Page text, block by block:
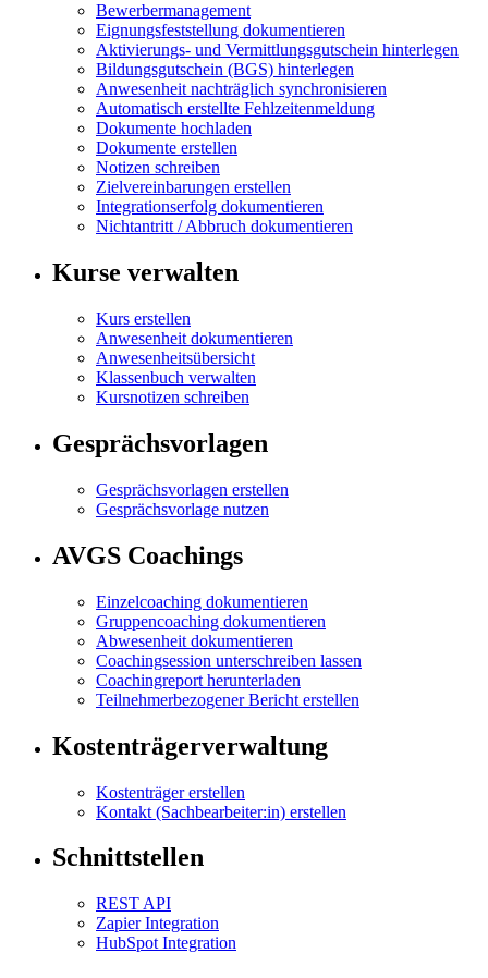
Bewerbermanagement
Eignungsfeststellung dokumentieren
Aktivierungs- und Vermittlungsgutschein hinterlegen
Bildungsgutschein (BGS) hinterlegen
Anwesenheit nachträglich synchronisieren
Automatisch erstellte Fehlzeitenmeldung
Dokumente hochladen
Dokumente erstellen
Notizen schreiben
Zielvereinbarungen erstellen
Integrationserfolg dokumentieren
Nichtantritt / Abbruch dokumentieren
Kurse verwalten
Kurs erstellen
Anwesenheit dokumentieren
Anwesenheitsübersicht
Klassenbuch verwalten
Kursnotizen schreiben
Gesprächsvorlagen
Gesprächsvorlagen erstellen
Gesprächsvorlage nutzen
AVGS Coachings
Einzelcoaching dokumentieren
Gruppencoaching dokumentieren
Abwesenheit dokumentieren
Coachingsession unterschreiben lassen
Coachingreport herunterladen
Teilnehmerbezogener Bericht erstellen
Kostenträgerverwaltung
Kostenträger erstellen
Kontakt (Sachbearbeiter:in) erstellen
Schnittstellen
REST API
Zapier Integration
HubSpot Integration